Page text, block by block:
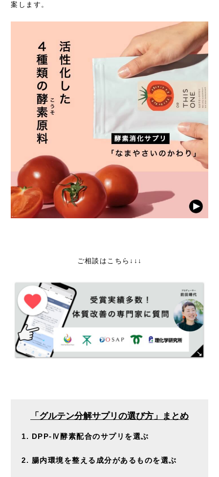
案します。
ご相談はこちら↓↓↓
「グルテン分解サプリの選び方」まとめ
DPP-Ⅳ酵素配合のサプリを選ぶ
腸内環境を整える成分があるものを選ぶ